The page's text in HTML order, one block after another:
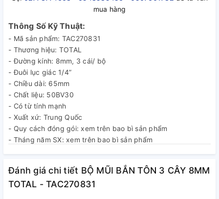
mua hàng
Thông Số Kỹ Thuật:
- Mã sản phẩm: TAC270831
- Thương hiệu: TOTAL
- Đường kính: 8mm, 3 cái/ bộ
- Đuôi lục giác 1/4”
- Chiều dài: 65mm
- Chất liệu: 50BV30
- Có từ tính mạnh
- Xuất xứ: Trung Quốc
- Quy cách đóng gói: xem trên bao bì sản phẩm
- Tháng năm SX: xem trên bao bì sản phẩm
- Nhà sản xuất: TOTAL TOOLS CO., LIMITED
Đánh giá chi tiết BỘ MŨI BẮN TÔN 3 CÂY 8MM
TOTAL - TAC270831